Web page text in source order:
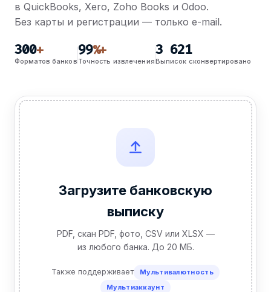
в QuickBooks, Xero, Zoho Books и Odoo.
Без карты и регистрации — только e-mail.
300+
Форматов банков
99%+
Точность извлечения
3 621
Выписок сконвертировано
Загрузите банковскую
выписку
PDF, скан PDF, фото, CSV или XLSX —
из любого банка. До 20 МБ.
Также поддерживает
Мультивалютность
Мультиаккаунт